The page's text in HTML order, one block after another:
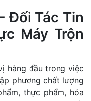
Đối Tác Tin
Máy Trộn
hàng đầu trong việc
phương chất lượng
thực phẩm, hóa